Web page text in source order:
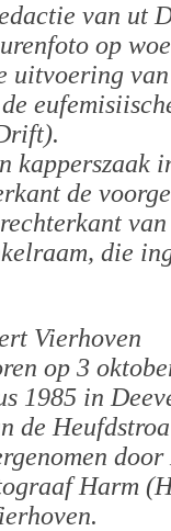
van ut
op
uitvoering
kapperszaak
de
die
Vierhoven
op 3
1985 in
de
Harm